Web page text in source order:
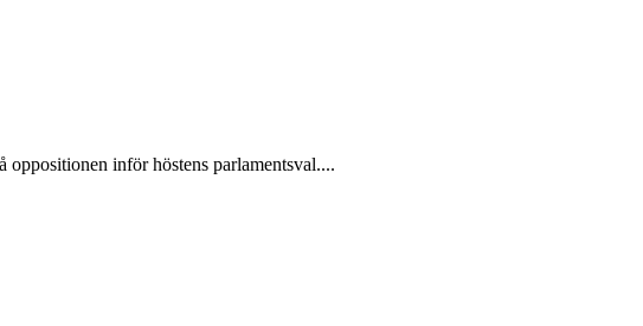
oppositionen inför höstens parlamentsval....